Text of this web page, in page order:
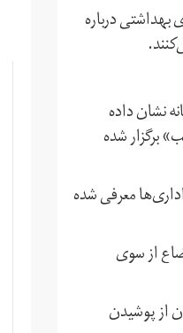
درباره
این رسانه نشان داده
برگزار شده
معرفی شده
از سوی
از پوشیدن